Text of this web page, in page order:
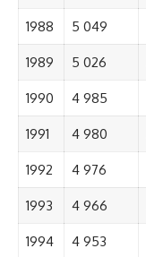
1988 5 049
1989 5 026
1990 4 985
1991 4 980
1992 4 976
1993 4 966
1994 4 953